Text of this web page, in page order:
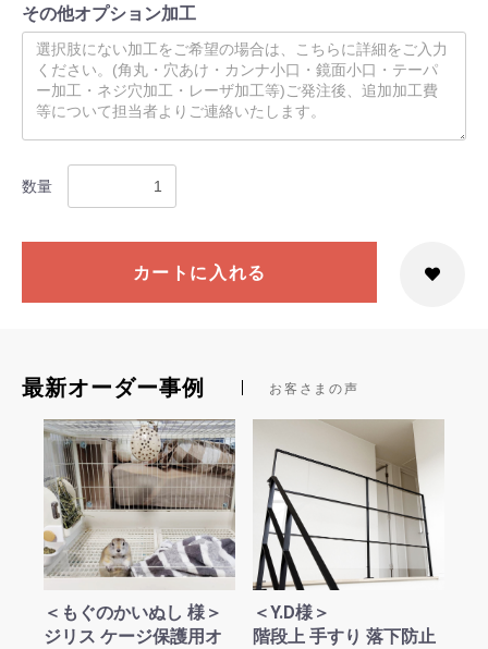
その他オプション加工
数量
カートに入れる
最新オーダー事例 お客さまの声
＜もぐのかいぬし 様＞
ジリス ケージ保護用オ
＜Y.D様＞
階段上 手すり 落下防止